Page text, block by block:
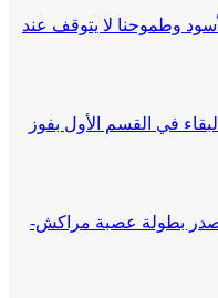
وطموحنا لا يتوقف عند
في القسم الأول بفوز
بطولة عصبة مراكش-